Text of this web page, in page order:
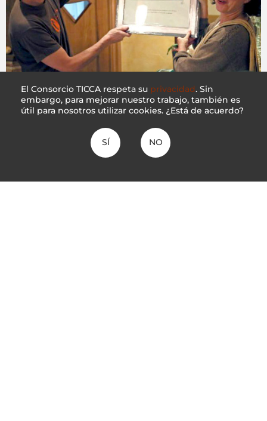
El Consorcio TICCA respeta su privacidad. Sin
embargo, para mejorar nuestro trabajo, también es
útil para nosotros utilizar cookies. ¿Está de acuerdo?
SÍ NO
Agradecimiento a Sergio Couto
2 marzo 2022
Expresamos nuestro más sincero agradecimiento a Sergio
por todos sus años de servicio en la Secretaría del
Consorcio TICCA y nuestros mejores deseos en su nuevo